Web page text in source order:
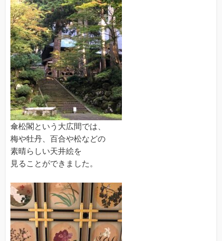
傘松閣という大広間では、
梅や牡丹、百合や松などの
素晴らしい天井絵を
見ることができました。